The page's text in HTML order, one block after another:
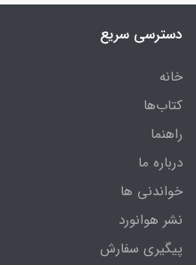
دسترسی سریع
خانه
کتاب‌ها
راهنما
درباره ما
خواندنی ها
نشر هوانورد
پیگیری سفارش